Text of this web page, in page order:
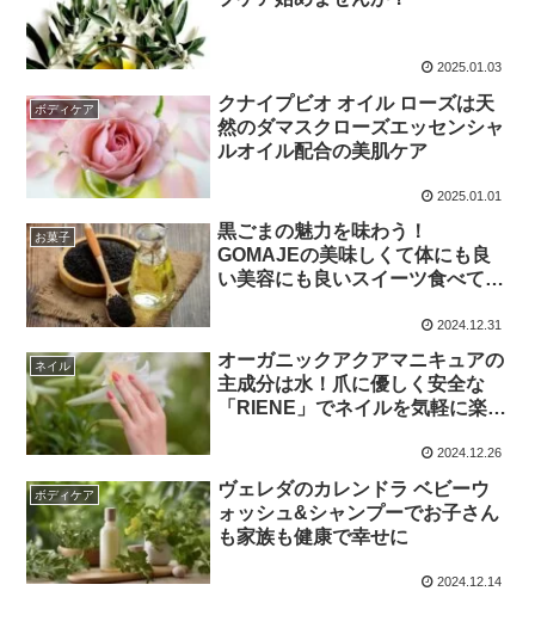
2025.01.03
ボディケア
クナイプビオ オイル ローズは天
然のダマスクローズエッセンシャ
ルオイル配合の美肌ケア
2025.01.01
お菓子
黒ごまの魅力を味わう！
GOMAJEの美味しくて体にも良
い美容にも良いスイーツ食べてみ
2024.12.31
ネイル
オーガニックアクアマニキュアの
主成分は水！爪に優しく安全な
「RIENE」でネイルを気軽に楽し
2024.12.26
ボディケア
ヴェレダのカレンドラ ベビーウ
ォッシュ&シャンプーでお子さん
も家族も健康で幸せに
2024.12.14